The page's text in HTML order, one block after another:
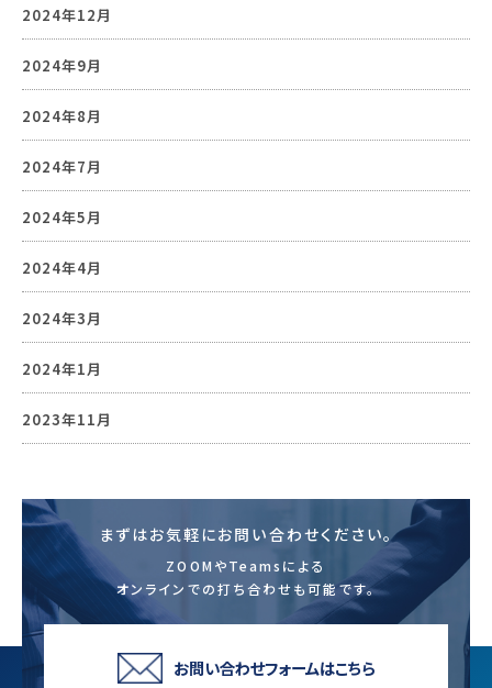
2024年12月
2024年9月
2024年8月
2024年7月
2024年5月
2024年4月
2024年3月
2024年1月
2023年11月
まずはお気軽にお問い合わせください。
ZOOMやTeamsによる
オンラインでの打ち合わせも可能です。
お問い合わせフォームはこちら